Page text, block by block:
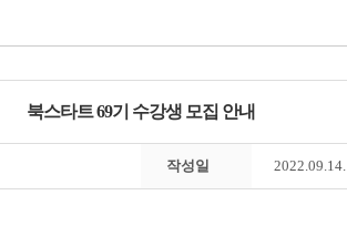
북스타트 69기 수강생 모집 안내
작성일 2022.09.14.